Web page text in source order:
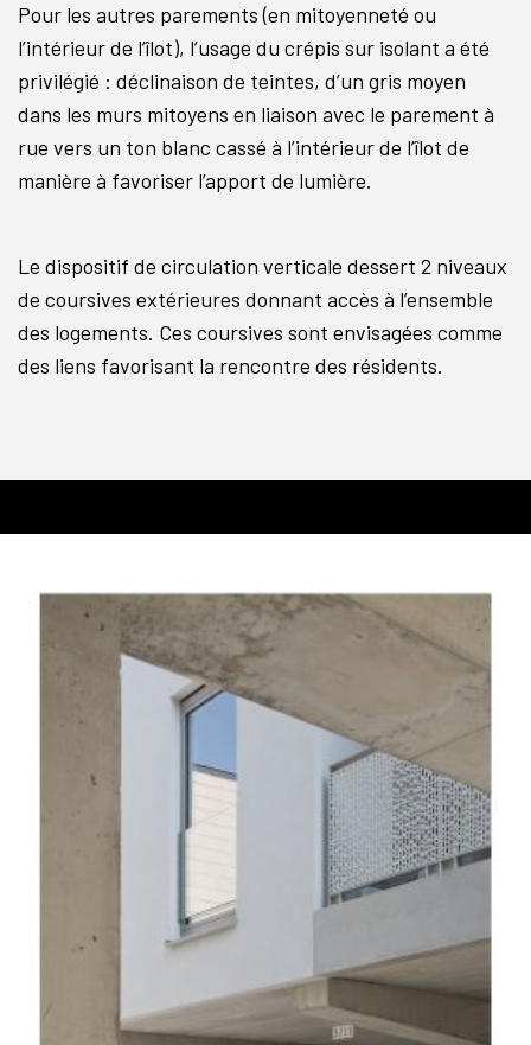
Pour les autres parements (en mitoyenneté ou
l’intérieur de l’îlot), l’usage du crépis sur isolant a été
privilégié : déclinaison de teintes, d’un gris moyen
dans les murs mitoyens en liaison avec le parement à
rue vers un ton blanc cassé à l’intérieur de l’îlot de
manière à favoriser l’apport de lumière.
Le dispositif de circulation verticale dessert 2 niveaux
de coursives extérieures donnant accès à l’ensemble
des logements. Ces coursives sont envisagées comme
des liens favorisant la rencontre des résidents.